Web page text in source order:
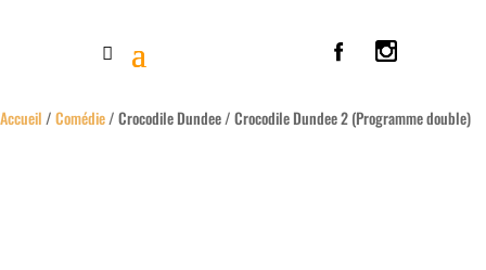
Accueil/Comédie/ Crocodile Dundee / Crocodile Dundee 2 (Programme double)